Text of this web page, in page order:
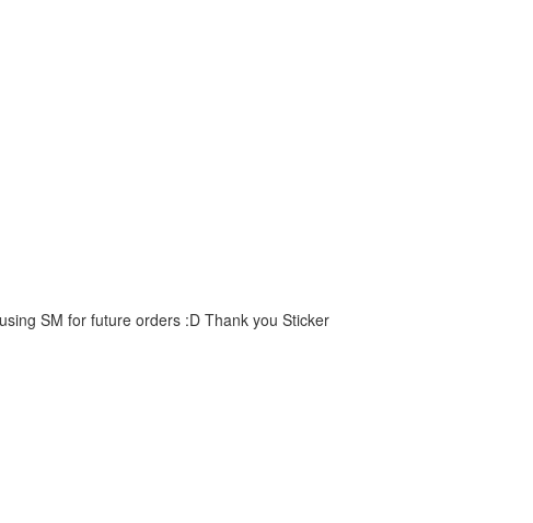
SM for future orders :D Thank you Sticker